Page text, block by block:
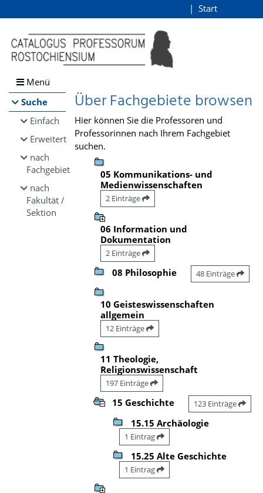
Browsen
direkt zum Inhalt
Start
Menü
Suche
Einfach
Erweitert
nach
Fachgebiet
nach
Fakultät /
Sektion
Über Fachgebiete browsen
Hier können Sie die Professoren und
Professorinnen nach Ihrem Fachgebiet
suchen.
05 Kommunikations- und
Medienwissenschaften
2 Einträge
06 Information und
Dokumentation
2 Einträge
08 Philosophie 48 Einträge
10 Geisteswissenschaften
allgemein
12 Einträge
11 Theologie,
Religionswissenschaft
197 Einträge
15 Geschichte 123 Einträge
15.15 Archäologie
1 Eintrag
15.25 Alte Geschichte
1 Eintrag